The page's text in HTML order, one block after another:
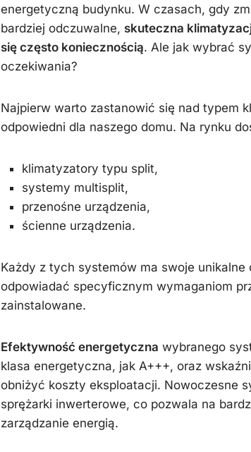
energetyczną budynku. W czasach, gdy
bardziej odczuwalne, skuteczna
się często koniecznością. Ale jak wybrać
oczekiwania?
Najpierw warto zastanowić się nad typem
odpowiedni dla naszego domu. Na rynku
klimatyzatory typu split,
systemy multisplit,
przenośne urządzenia,
ścienne urządzenia.
Każdy z tych systemów ma swoje
odpowiadać specyficznym wymaganiom
zainstalowane.
Efektywność energetyczna wybranego
klasa energetyczna, jak A+++, oraz
obniżyć koszty eksploatacji. Nowoczesne
sprężarki inwerterowe, co pozwala na
zarządzanie energią.